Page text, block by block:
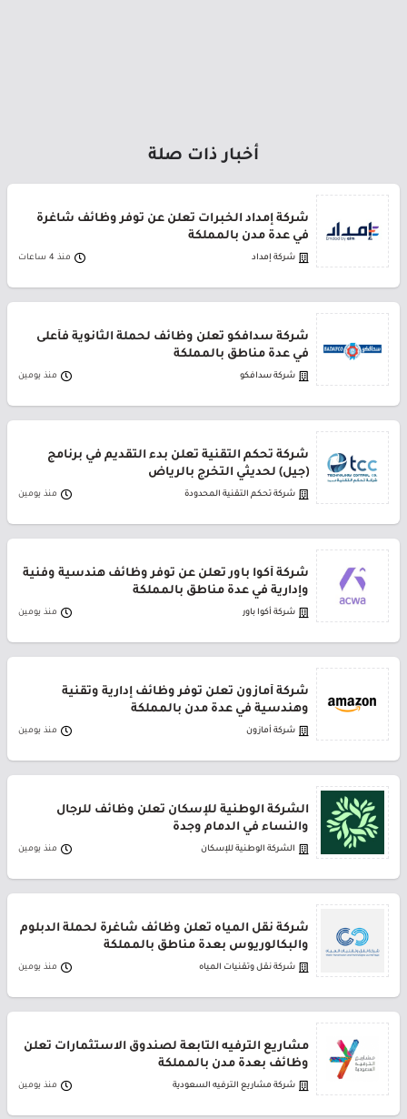
أخبار ذات صلة
شركة إمداد الخبرات تعلن عن توفر وظائف شاغرة
في عدة مدن بالمملكة
شركة إمداد منذ 4 ساعات
شركة سدافكو تعلن وظائف لحملة الثانوية فأعلى
في عدة مناطق بالمملكة
شركة سدافكو منذ يومين
شركة تحكم التقنية تعلن بدء التقديم في برنامج
(جيل) لحديثي التخرج بالرياض
شركة تحكم التقنية المحدودة منذ يومين
شركة أكوا باور تعلن عن توفر وظائف هندسية وفنية
وإدارية في عدة مناطق بالمملكة
شركة أكوا باور منذ يومين
شركة أمازون تعلن توفر وظائف إدارية وتقنية
وهندسية في عدة مدن بالمملكة
شركة أمازون منذ يومين
الشركة الوطنية للإسكان تعلن وظائف للرجال
والنساء في الدمام وجدة
الشركة الوطنية للإسكان منذ يومين
شركة نقل المياه تعلن وظائف شاغرة لحملة الدبلوم
والبكالوريوس بعدة مناطق بالمملكة
شركة نقل وتقنيات المياه منذ يومين
مشاريع الترفيه التابعة لصندوق الاستثمارات تعلن
وظائف بعدة مدن بالمملكة
شركة مشاريع الترفيه السعودية منذ يومين